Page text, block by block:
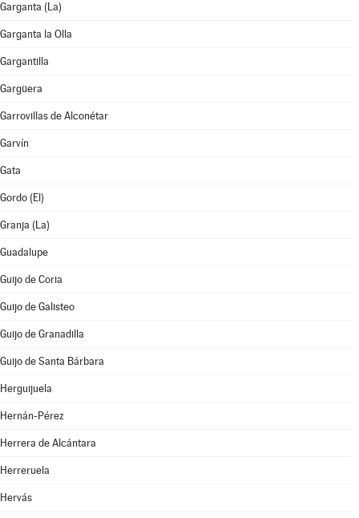
Garganta (La)
Garganta la Olla
Gargantilla
Gargüera
Garrovillas de Alconétar
Garvín
Gata
Gordo (El)
Granja (La)
Guadalupe
Guijo de Coria
Guijo de Galisteo
Guijo de Granadilla
Guijo de Santa Bárbara
Herguijuela
Hernán-Pérez
Herrera de Alcántara
Herreruela
Hervás